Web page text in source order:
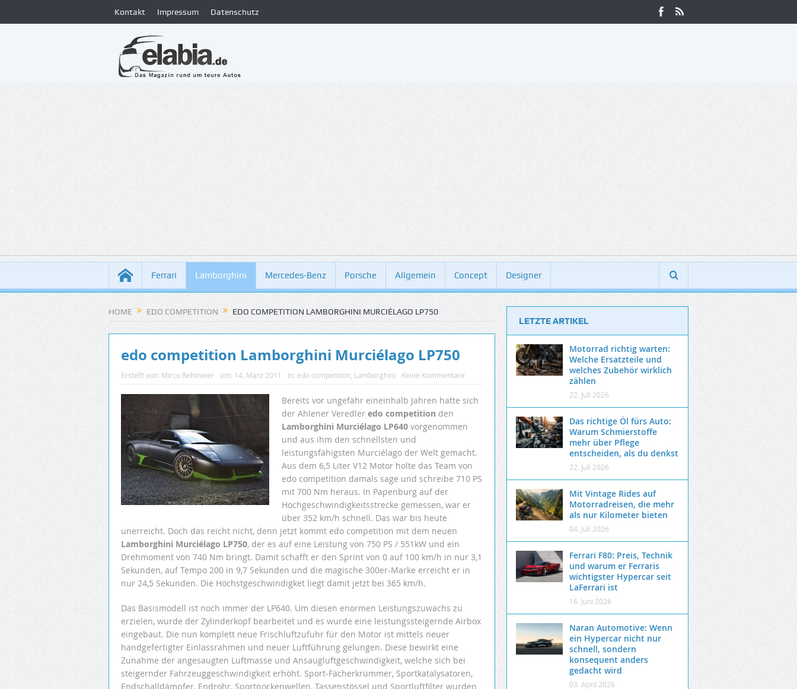
Kontakt Impressum Datenschutz
Ferrari Lamborghini Mercedes-Benz Porsche Allgemein Concept Designer
HOME EDO COMPETITION EDO COMPETITION LAMBORGHINI MURCIÉLAGO LP750
edo competition Lamborghini Murciélago LP750
Erstellt von: Mirco Rehmeier am: 14. März 2011 In: edo competition Lamborghini Keine Kommentare
Bereits vor ungefähr eineinhalb Jahren hatte sich
der Ahlener Veredler edo competition den
Lamborghini Murciélago LP640 vorgenommen
und aus ihm den schnellsten und
leistungsfähigsten Murciélago der Welt gemacht.
Aus dem 6,5 Liter V12 Motor holte das Team von
edo competition damals sage und schreibe 710 PS
mit 700 Nm heraus. In Papenburg auf der
Hochgeschwindigkeitsstrecke gemessen, war er
über 352 km/h schnell. Das war bis heute
unerreicht. Doch das reicht nicht, denn jetzt kommt edo competition mit dem neuen
Lamborghini Murciélago LP750, der es auf eine Leistung von 750 PS / 551kW und ein
Drehmoment von 740 Nm bringt. Damit schafft er den Sprint von 0 auf 100 km/h in nur 3,1
Sekunden, auf Tempo 200 in 9,7 Sekunden und die magische 300er-Marke erreicht er in
nur 24,5 Sekunden. Die Höchstgeschwindigket liegt damit jetzt bei 365 km/h.
Das Basismodell ist noch immer der LP640. Um diesen enormen Leistungszuwachs zu
erzielen, wurde der Zylinderkopf bearbeitet und es wurde eine leistungssteigernde Airbox
eingebaut. Die nun komplett neue Frischluftzufuhr für den Motor ist mittels neuer
handgefertigter Einlassrahmen und neuer Luftführung gelungen. Diese bewirkt eine
Zunahme der angesaugten Luftmasse und Ansaugluftgeschwindigkeit, welche sich bei
steigernder Fahrzeuggeschwindigkeit erhöht. Sport-Fächerkrümmer, Sportkatalysatoren,
Endschalldämpfer, Endrohr, Sportnockenwellen, Tassenstössel und Sportluftfilter wurden
LETZTE ARTIKEL
Motorrad richtig warten:
Welche Ersatzteile und
welches Zubehör wirklich
zählen
22. Juli 2026
Das richtige Öl fürs Auto:
Warum Schmierstoffe
mehr über Pflege
entscheiden, als du denkst
22. Juli 2026
Mit Vintage Rides auf
Motorradreisen, die mehr
als nur Kilometer bieten
04. Juli 2026
Ferrari F80: Preis, Technik
und warum er Ferraris
wichtigster Hypercar seit
LaFerrari ist
16. Juni 2026
Naran Automotive: Wenn
ein Hypercar nicht nur
schnell, sondern
konsequent anders
gedacht wird
03. April 2026